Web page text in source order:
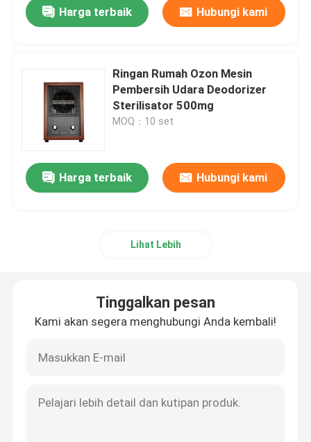
Rumah
Harga terbaik Hubungi kami
Ringan Rumah Ozon Mesin
Pembersih Udara Deodorizer
Sterilisator 500mg
MOQ：10 set
Harga terbaik Hubungi kami
Lihat Lebih
Tinggalkan pesan
Kami akan segera menghubungi Anda kembali!